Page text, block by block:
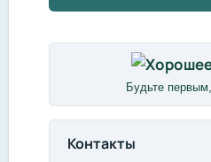
Будьте
Контакты